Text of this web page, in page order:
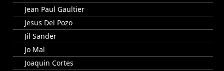
Jean Paul Gaultier
Jesus Del Pozo
Jil Sander
Jo Mal
Joaquin Cortes